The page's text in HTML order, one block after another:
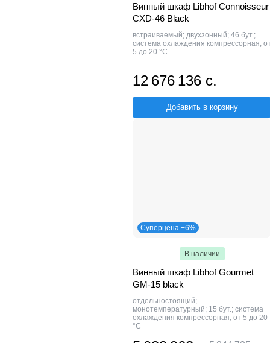
Винный шкаф Libhof Connoisseur
CXD-46 Black
встраиваемый; двухзонный; 46 бут.;
система охлаждения компрессорная;
5 до 20 °C
12 676 136 с.
Добавить в корзину
Суперцена −6%
В наличии
Винный шкаф Libhof Gourmet
GM-15 black
отдельностоящий;
монотемпературный; 15 бут.; система
охлаждения компрессорная; от 5 до 20
°C